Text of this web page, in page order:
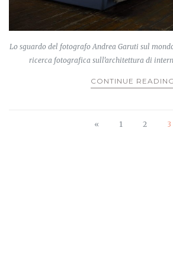
Lo sguardo del fotografo Andrea Garuti sul
ricerca fotografica sull’architettura di
CONTINUE READING
« 1 2 3